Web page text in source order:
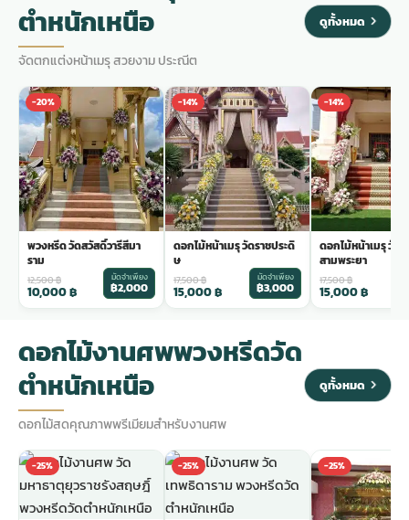
ตำหนักเหนือ
จัดตกแต่งหน้าเมรุ สวยงาม ประณีต
ดูทั้งหมด
-20%
พวงหรีด วัดสวัสดิ์วารีสีมา
ราม
12,500฿
10,000฿
มัดจำเพียง
฿2,000
-14%
ดอกไม้หน้าเมรุ วัดราชประดิ
ษ
17,500฿
15,000฿
มัดจำเพียง
฿3,000
-14%
ดอกไม้หน้าเมรุ วัด
สามพระยา
17,500฿
15,000฿
ดอกไม้งานศพพวงหรีดวัด
ตำหนักเหนือ
ดอกไม้สดคุณภาพพรีเมียมสำหรับงานศพ
ดูทั้งหมด
-25% -25% -25%